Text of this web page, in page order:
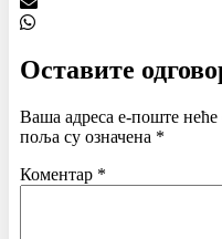
Оставите
Ваша адреса е-поште неће
поља су означена *
Коментар *